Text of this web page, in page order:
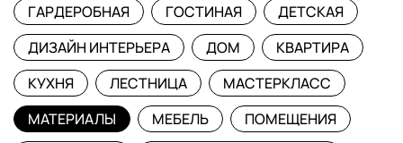
ГАРДЕРОБНАЯ
ГОСТИНАЯ
ДЕТСКАЯ
ДИЗАЙН ИНТЕРЬЕРА
ДОМ
КВАРТИРА
КУХНЯ
ЛЕСТНИЦА
МАСТЕРКЛАСС
МАТЕРИАЛЫ
МЕБЕЛЬ
ПОМЕЩЕНИЯ